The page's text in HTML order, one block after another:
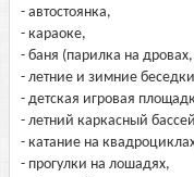
- автостоянка,
- караоке,
- баня (парилка на
- летние и зимние
- детская игровая
- летний каркасный
- катание на
- прогулки на лошадях,